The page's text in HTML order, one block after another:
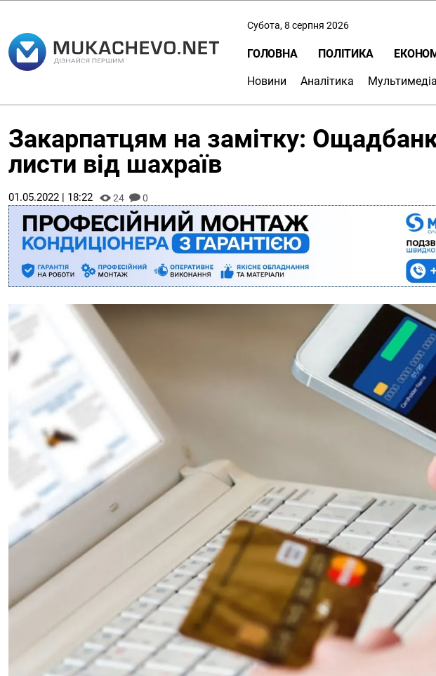
Субота, 8 серпня 2026
ГОЛОВНА ПОЛІТИКА
Новини Аналітика Мультимедіа
Закарпатцям на замітку:
листи від шахраїв
01.05.2022 | 18:22 24 0